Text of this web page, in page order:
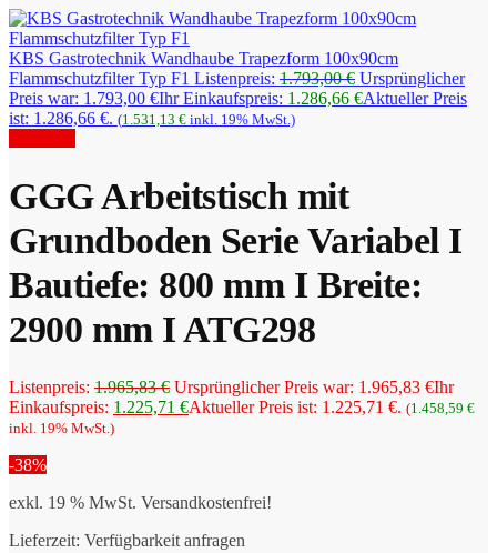
KBS Gastrotechnik Wandhaube Trapezform 100x90cm
Flammschutzfilter Typ F1 Listenpreis: 1.793,00€ Ursprünglicher
Preis war: 1.793,00 €Ihr Einkaufspreis: 1.286,66 €Aktueller Preis
ist: 1.286,66 €. (1.531,13 € inkl. 19% MwSt.)
GGG Arbeitstisch mit
Grundboden Serie Variabel I
Bautiefe: 800 mm I Breite:
2900 mm I ATG298
Listenpreis: 1.965,83€ Ursprünglicher Preis war: 1.965,83 €Ihr
Einkaufspreis: 1.225,71 €Aktueller Preis ist: 1.225,71 €. (1.458,59 €
inkl. 19% MwSt.)
-38%
exkl. 19 % MwSt. Versandkostenfrei!
Lieferzeit: Verfügbarkeit anfragen